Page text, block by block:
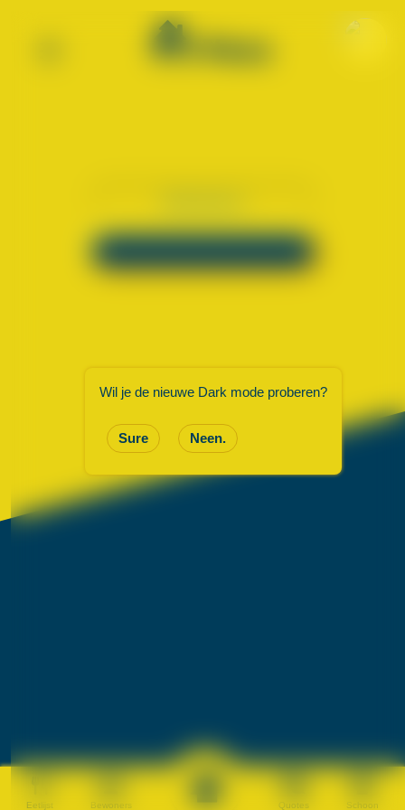
Wil je de nieuwe Dark mode proberen?
Sure Neen.
Eetlijst Bewoners Quotes Schoon
×